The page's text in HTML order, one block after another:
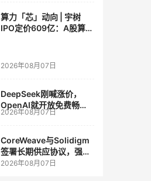
算力「芯」动向 | 宇树
IPO定价609亿：A股算力
2026年08月07日
DeepSeek刚喊涨价，
OpenAI就开放免费畅
聊？大模型定价的平行宇
2026年08月07日
CoreWeave与Solidigm
签署长期供应协议，强化
一体化人工智能云平台
2026年08月07日